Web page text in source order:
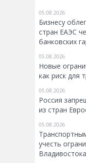
05.08.2026
Бизнесу
стран ЕАЭС
банковских
05.08.2026
Новые
как риск для
05.08.2026
Россия
из стран
05.08.2026
учесть